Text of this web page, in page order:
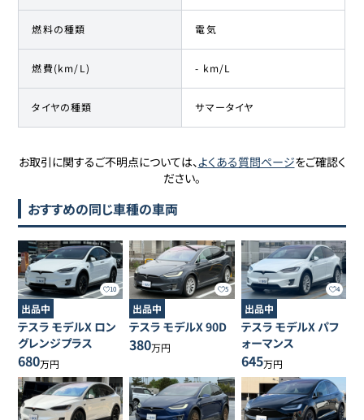
燃料の種類 電気
燃費(km/L) - km/L
タイヤの種類 サマータイヤ
お取引に関するご不明点については、よくある質問ページをご確認く
ださい。
おすすめの同じ車種の車両
10
出品中
テスラ モデルX ロン
グレンジプラス
680万円
5
出品中
テスラ モデルX90D
380万円
4
出品中
テスラ モデルXパフ
ォーマンス
645万円